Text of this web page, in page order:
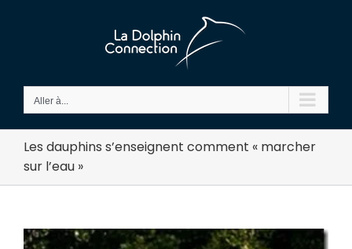
Aller à...
Les dauphins s’enseignent comment « marcher
sur l’eau »